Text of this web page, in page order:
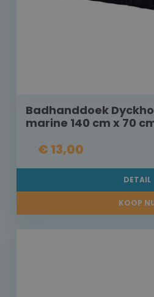
Badhanddoek
marine 140 cm x 70
€ 13,00
DETAIL
KOOP